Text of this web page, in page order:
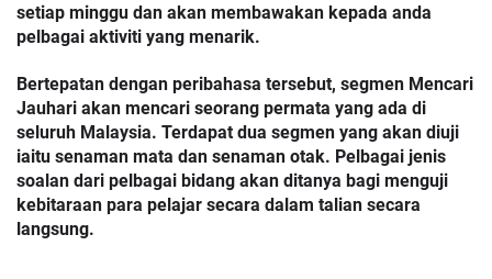
setiap minggu dan akan membawakan kepada anda
pelbagai aktiviti yang menarik.
Bertepatan dengan peribahasa tersebut, segmen Mencari
Jauhari akan mencari seorang permata yang ada di
seluruh Malaysia. Terdapat dua segmen yang akan diuji
iaitu senaman mata dan senaman otak. Pelbagai jenis
soalan dari pelbagai bidang akan ditanya bagi menguji
kebitaraan para pelajar secara dalam talian secara
langsung.